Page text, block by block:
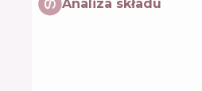
Analiza składu